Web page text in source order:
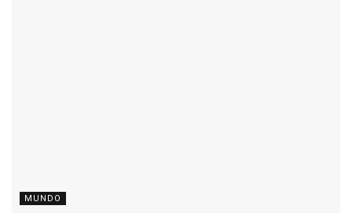
MUNDO